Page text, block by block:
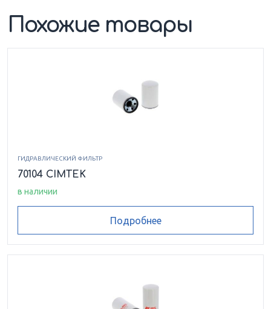
Похожие товары
ГИДРАВЛИЧЕСКИЙ ФИЛЬТР
70104 CIMTEK
в наличии
Подробнее